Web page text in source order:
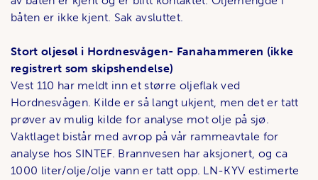
båten er ikke kjent. Sak avsluttet.
Stort oljesøl i Hordnesvågen- Fanahammeren (ikke
registrert som skipshendelse)
Vest 110 har meldt inn et større oljeflak ved
Hordnesvågen. Kilde er så langt ukjent, men det er tatt
prøver av mulig kilde for analyse mot olje på sjø.
Vaktlaget bistår med avrop på vår rammeavtale for
analyse hos SINTEF. Brannvesen har aksjonert, og ca
1000 liter/olje/olje vann er tatt opp. LN-KYV estimerte